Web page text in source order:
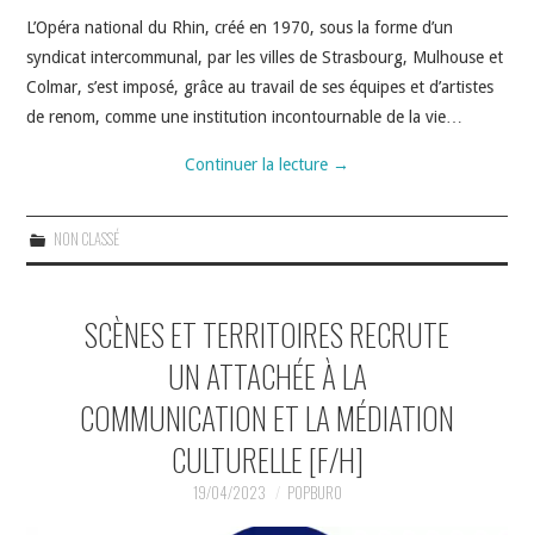
L’Opéra national du Rhin, créé en 1970, sous la forme d’un
syndicat intercommunal, par les villes de Strasbourg, Mulhouse et
Colmar, s’est imposé, grâce au travail de ses équipes et d’artistes
de renom, comme une institution incontournable de la vie…
Continuer la lecture →
NON CLASSÉ
SCÈNES ET TERRITOIRES RECRUTE
UN ATTACHÉE À LA
COMMUNICATION ET LA MÉDIATION
CULTURELLE [F/H]
19/04/2023 POPBURO